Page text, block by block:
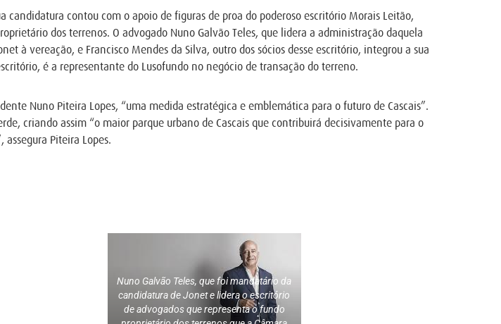
contou com o apoio de figuras de proa do poderoso escritório Morais Leitão,
dos terrenos. O advogado Nuno Galvão Teles, que lidera a administração daquela
à vereação, e Francisco Mendes da Silva, outro dos sócios desse escritório, integrou a sua
é a representante do Lusofundo no negócio de transação do terreno.
Nuno Piteira Lopes, “uma medida estratégica e emblemática para o futuro de Cascais”.
criando assim “o maior parque urbano de Cascais que contribuirá decisivamente para o
Piteira Lopes.
Nuno Galvão Teles, que foi mandatário da
candidatura de Jonet e lidera o escritório
de advogados que representa o fundo